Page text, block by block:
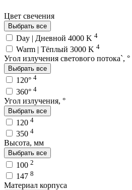
Цвет свечения
Выбрать все
Day | Дневной 4000 K 4
Warm | Тёплый 3000 K 4
Угол излучения светового потока`, °
Выбрать все
120° 4
360° 4
Угол излучения, °
Выбрать все
120 4
350 4
Высота, мм
Выбрать все
100 2
147 8
Материал корпуса